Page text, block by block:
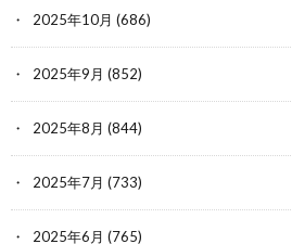
2025年10月 (686)
2025年9月 (852)
2025年8月 (844)
2025年7月 (733)
2025年6月 (765)